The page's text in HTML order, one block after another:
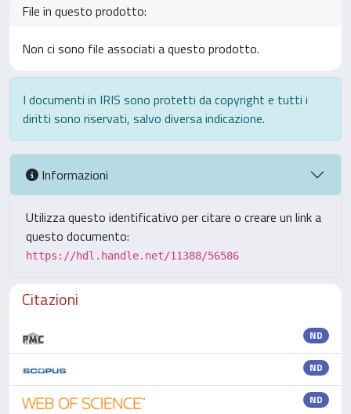
File in questo prodotto:
Non ci sono file associati a questo prodotto.
I documenti in IRIS sono protetti da copyright e tutti i
diritti sono riservati, salvo diversa indicazione.
Informazioni
Utilizza questo identificativo per citare o creare un link a
questo documento:
https://hdl.handle.net/11388/56586
Citazioni
ND
ND
ND